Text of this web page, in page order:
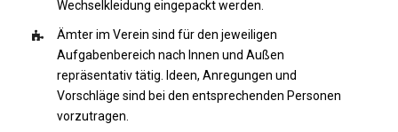
Wechselkleidung eingepackt werden.
Ämter im Verein sind für den jeweiligen
Aufgabenbereich nach Innen und Außen
repräsentativ tätig. Ideen, Anregungen und
Vorschläge sind bei den entsprechenden Personen
vorzutragen.